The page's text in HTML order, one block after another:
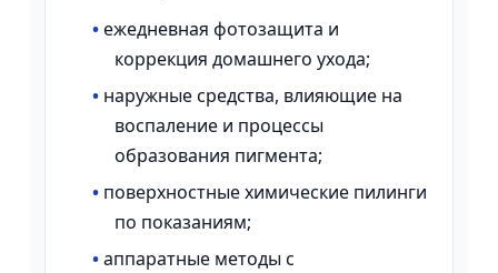
•ежедневная фотозащита и
коррекция домашнего ухода;
• наружные средства, влияющие на
воспаление и процессы
образования пигмента;
• поверхностные химические пилинги
по показаниям;
•аппаратные методы с